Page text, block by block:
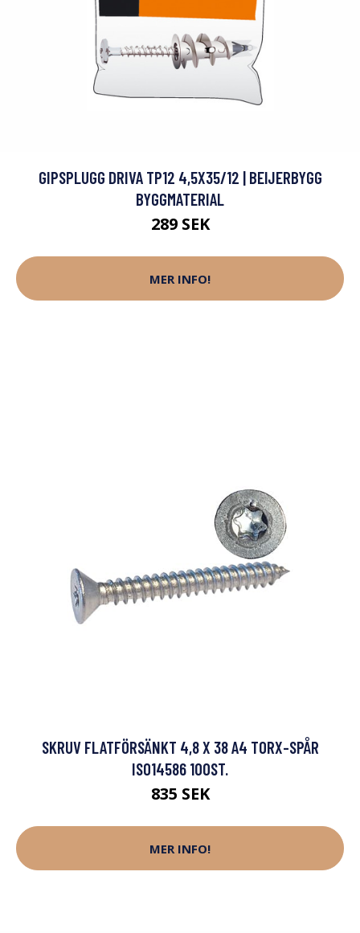
GIPSPLUGG DRIVA TP12 4,5X35/12 | BEIJERBYGG
BYGGMATERIAL
289 SEK
MER INFO!
SKRUV FLATFÖRSÄNKT 4,8 X 38 A4 TORX-SPÅR
ISO14586 100ST.
835 SEK
MER INFO!